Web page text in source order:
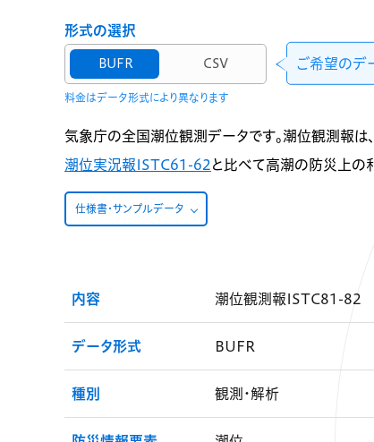
ご希望のデ
形式の選択
BUFR CSV
料金はデータ形式により異なります
気象庁の全国潮位観測データです。潮位観測報は
潮位実況報ISTC61-62と比べて高潮の防災上の
仕様書・サンプルデータ
内容 潮位観測報ISTC81-82
データ形式 BUFR
種別 観測・解析